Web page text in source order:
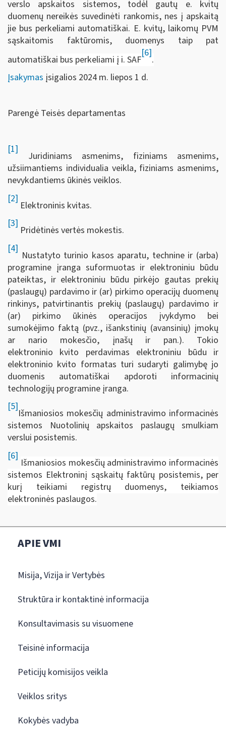
verslo apskaitos sistemos, todėl gautų e. kvitų
duomenų nereikės suvedinėti rankomis, nes į apskaitą
jie bus perkeliami automatiškai. E. kvitų, laikomų PVM
sąskaitomis faktūromis, duomenys taip pat
automatiškai bus perkeliami į i. SAF
[6]
.
Įsakymas įsigalios 2024 m. liepos 1 d.
Parengė Teisės departamentas
[1]
Juridiniams asmenims, fiziniams asmenims,
užsiimantiems individualia veikla, fiziniams asmenims,
nevykdantiems ūkinės veiklos.
[2]
Elektroninis kvitas.
[3]
Pridėtinės vertės mokestis.
[4]
Nustatyto turinio kasos aparatu, technine ir (arba)
programine įranga suformuotas ir elektroniniu būdu
pateiktas, ir elektroniniu būdu pirkėjo gautas prekių
(paslaugų) pardavimo ir (ar) pirkimo operacijų duomenų
rinkinys, patvirtinantis prekių (paslaugų) pardavimo ir
(ar) pirkimo ūkinės operacijos įvykdymo bei
sumokėjimo faktą (pvz., išankstinių (avansinių) įmokų
ar nario mokesčio, įnašų ir pan.). Tokio
elektroninio kvito perdavimas elektroniniu būdu ir
elektroninio kvito formatas turi sudaryti galimybę jo
duomenis automatiškai apdoroti informacinių
technologijų programine įranga.
[5]
Išmaniosios mokesčių administravimo informacinės
sistemos Nuotolinių apskaitos paslaugų smulkiam
verslui posistemis.
[6]
Išmaniosios mokesčių administravimo informacinės
sistemos Elektroninį sąskaitų faktūrų posistemis, per
kurį teikiami registrų duomenys, teikiamos
elektroninės paslaugos.
APIE VMI
Misija, Vizija ir Vertybės
Struktūra ir kontaktinė informacija
Konsultavimasis su visuomene
Teisinė informacija
Peticijų komisijos veikla
Veiklos sritys
Kokybės vadyba